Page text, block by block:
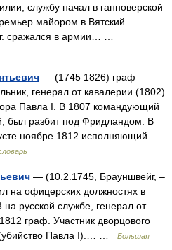
службу начал в ганноверской
майором в Вятский
сражался в армии… …
— (1745 1826) граф
генерал от кавалерии (1802).
Павла I. В 1807 командующий
был разбит под Фридландом. В
ноябре 1812 исполняющий…
— (10.2.1745, Брауншвейг, ‒
на офицерских должностях в
русской службе, генерал от
граф. Участник дворцового
(убийство Павла I).… …
Большая